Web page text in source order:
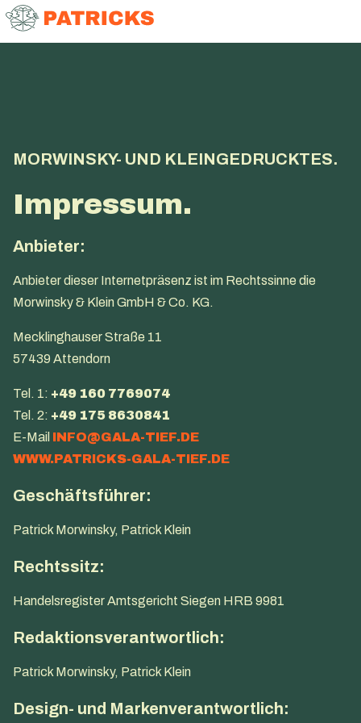
MORWINSKY- UND KLEINGEDRUCKTES.
Impressum.
Anbieter:
Anbieter dieser Internetpräsenz ist im Rechtssinne die
Morwinsky & Klein GmbH & Co. KG.
Mecklinghauser Straße 11
57439 Attendorn
Tel. 1: ‭‭ +49 160 7769074‬‬
Tel. 2: ‭ +49 175 8630841‬
E-Mail INFO@GALA-TIEF.DE
WWW.PATRICKS-GALA-TIEF.DE
Geschäftsführer:
Patrick Morwinsky, Patrick Klein
Rechtssitz:
Handelsregister Amtsgericht Siegen HRB 9981
Redaktionsverantwortlich:
Patrick Morwinsky, Patrick Klein
Design- und Markenverantwortlich: